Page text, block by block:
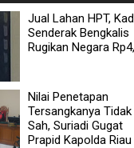
Jual Lahan HPT,
Senderak Bengkalis
Rugikan Negara
Nilai Penetapan
Tersangkanya Tidak
Sah, Suriadi Gugat
Prapid Kapolda Riau